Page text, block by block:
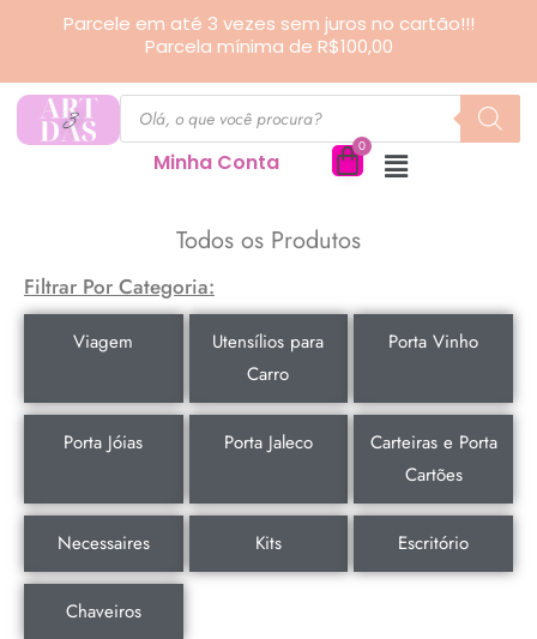
o
conteúdo
Parcele em até 3 vezes sem juros no cartão!!!
Parcela mínima de R$100,00
Pesquisar
produtos
Minha Conta
Todos os Produtos
Filtrar Por Categoria:
Viagem
Utensílios para
Carro
Porta Vinho
Porta Jóias Porta Jaleco
Carteiras e Porta
Cartões
Necessaires Kits Escritório
Chaveiros